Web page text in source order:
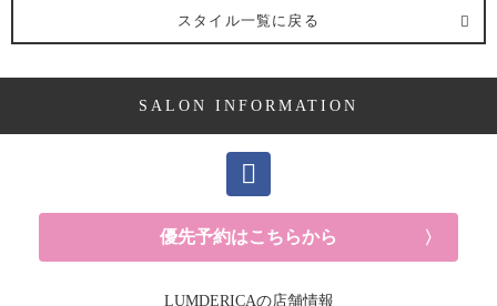
スタイル一覧に戻る
SALON INFORMATION
優先予約はこちらから
LUMDERICAの店舗情報